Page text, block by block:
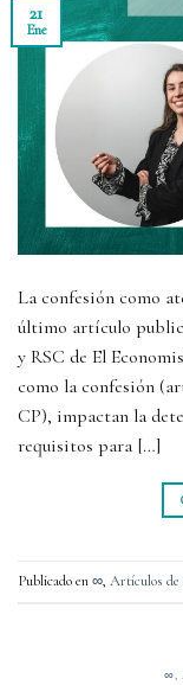
21
Ene
La confesión como
último artículo
y RSC de El
como la confesión
CP), impactan la
requisitos para […]
Publicado en∞, Artículos de
∞,